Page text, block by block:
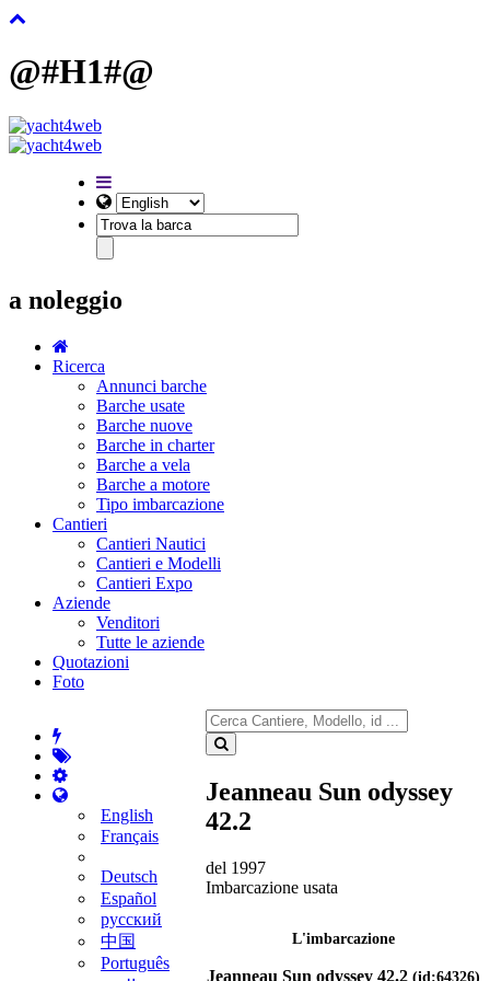
@#H1#@
a noleggio
Ricerca
Annunci barche
Barche usate
Barche nuove
Barche in charter
Barche a vela
Barche a motore
Tipo imbarcazione
Cantieri
Cantieri Nautici
Cantieri e Modelli
Cantieri Expo
Aziende
Venditori
Tutte le aziende
Quotazioni
Foto
English
Français
Deutsch
Español
русский
中国
Português
Jeanneau Sun odyssey
42.2
del 1997
Imbarcazione usata
L'imbarcazione
Jeanneau Sun odyssey 42.2 (id:64326)